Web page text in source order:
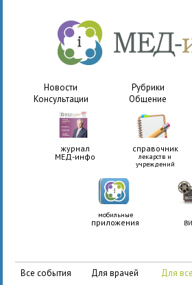
Новости Рубрики
Консультации
Общение
журнал
МЕД-инфо
справочник
лекарств и
учреждений
мобильные
приложения
все события для врачей для